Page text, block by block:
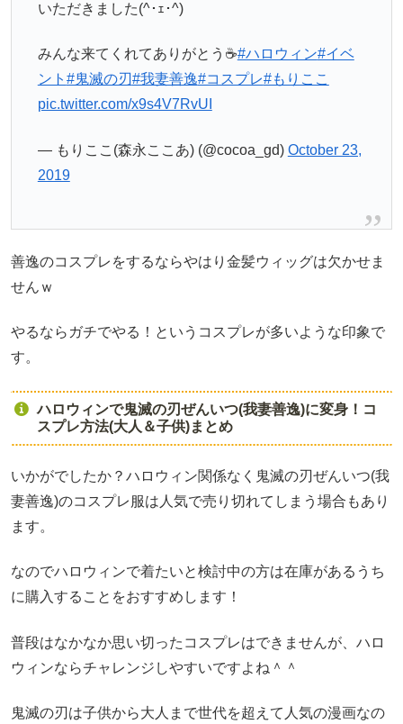
いただきました(^･ｪ･^)
みんな来てくれてありがとう☕️#ハロウィン#イベ
ント #鬼滅の刃#我妻善逸#コスプレ#もりここ
pic.twitter.com/x9s4V7RvUI
— もりここ(森永ここあ) (@cocoa_gd) October 23,
2019
善逸のコスプレをするならやはり金髪ウィッグは欠かせま
せんｗ
やるならガチでやる！というコスプレが多いような印象で
す。
ハロウィンで鬼滅の刃ぜんいつ(我妻善逸)に変身！コ
スプレ方法(大人＆子供)まとめ
いかがでしたか？ハロウィン関係なく鬼滅の刃ぜんいつ(我
妻善逸)のコスプレ服は人気で売り切れてしまう場合もあり
ます。
なのでハロウィンで着たいと検討中の方は在庫があるうち
に購入することをおすすめします！
普段はなかなか思い切ったコスプレはできませんが、ハロ
ウィンならチャレンジしやすいですよね＾＾
鬼滅の刃は子供から大人まで世代を超えて人気の漫画なの